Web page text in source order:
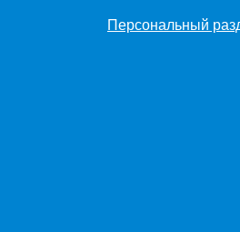
Персональный